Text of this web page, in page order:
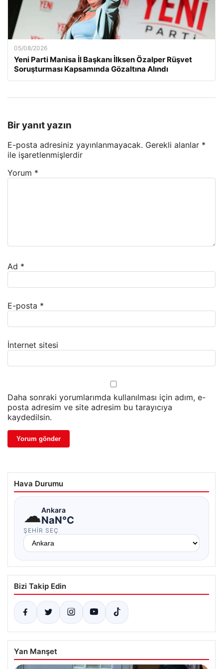
05/08/2026
Yeni Parti Manisa İl Başkanı İlksen Özalper Rüşvet
Soruşturması Kapsamında Gözaltına Alındı
Bir yanıt yazın
E-posta adresiniz yayınlanmayacak. Gerekli alanlar *
ile işaretlenmişlerdir
Yorum *
Ad *
E-posta *
İnternet sitesi
Daha sonraki yorumlarımda kullanılması için adım, e-
posta adresim ve site adresim bu tarayıcıya
kaydedilsin.
Hava Durumu
☁Ankara
NaN°C
ŞEHIR SEÇ
Bizi Takip Edin
Yan Manşet